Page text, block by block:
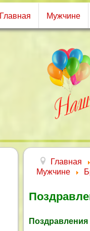
Главная Мужчине
Главная
Мужчине